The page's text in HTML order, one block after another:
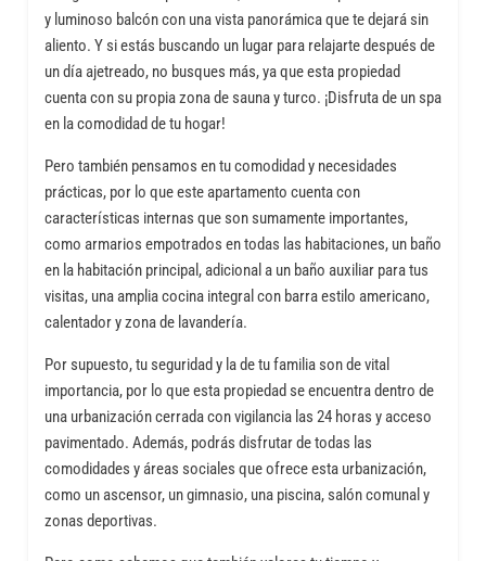
y luminoso balcón con una vista panorámica que te dejará sin
aliento. Y si estás buscando un lugar para relajarte después de
un día ajetreado, no busques más, ya que esta propiedad
cuenta con su propia zona de sauna y turco. ¡Disfruta de un spa
en la comodidad de tu hogar!
Pero también pensamos en tu comodidad y necesidades
prácticas, por lo que este apartamento cuenta con
características internas que son sumamente importantes,
como armarios empotrados en todas las habitaciones, un baño
en la habitación principal, adicional a un baño auxiliar para tus
visitas, una amplia cocina integral con barra estilo americano,
calentador y zona de lavandería.
Por supuesto, tu seguridad y la de tu familia son de vital
importancia, por lo que esta propiedad se encuentra dentro de
una urbanización cerrada con vigilancia las 24 horas y acceso
pavimentado. Además, podrás disfrutar de todas las
comodidades y áreas sociales que ofrece esta urbanización,
como un ascensor, un gimnasio, una piscina, salón comunal y
zonas deportivas.